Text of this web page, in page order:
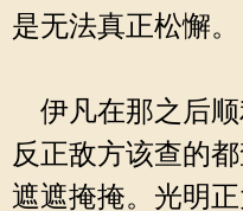
是无法真正松懈。
伊凡在那之后顺
反正敌方该查的
遮遮掩掩。光明